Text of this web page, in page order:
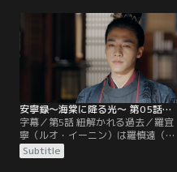
き出し、父が自ら婚約破棄をせざる
を得ないように仕向ける。さらに家
を管理する役目が喬月嬋（チャオ・
ユエチャン）から正妻・林海如（リ
ン・ハイルー）に渡るように口添
安寧録～海棠に降る光～ 第05話／字幕
字幕／第5話 紐解かれる過去／羅宜
寧（ルオ・イーニン）は羅慎遠（ル
オ・シェンユエン）から母の遺品で
ある簪をもらうが、彼女が羅慎遠に
Subtitle